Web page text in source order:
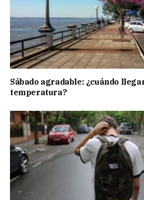
Sábado agradable: ¿cuándo
temperatura?